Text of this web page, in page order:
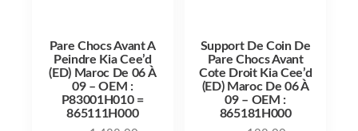
Pare Chocs Avant A
Peindre Kia Cee’d
(ED) Maroc De 06 À
09 – OEM :
P83001H010 =
865111H000
Support De Coin De
Pare Chocs Avant
Cote Droit Kia Cee’d
(ED) Maroc De 06 À
09 – OEM :
865181H000